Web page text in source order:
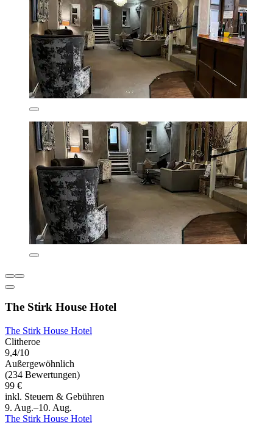
The Stirk House Hotel
The Stirk House Hotel
Clitheroe
9,4/10
Außergewöhnlich
(234 Bewertungen)
99 €
inkl. Steuern & Gebühren
9. Aug.–10. Aug.
The Stirk House Hotel